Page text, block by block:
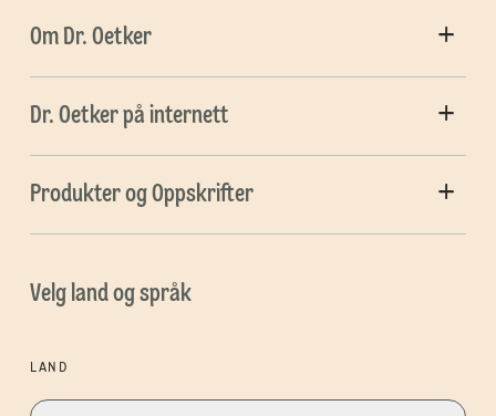
Om Dr. Oetker
Dr. Oetker på internett
Produkter og Oppskrifter
Velg land og språk
LAND